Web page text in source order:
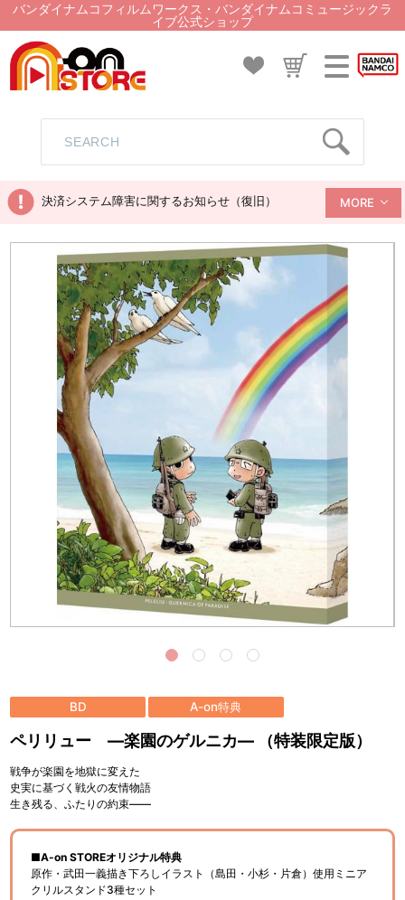
バンダイナムコフィルムワークス・バンダイナムコミュージックラ
イブ公式ショップ
決済システム障害に関するお知らせ（復旧） MORE
BD A-on特典
ペリリュー ―楽園のゲルニカ― （特装限定版）
戦争が楽園を地獄に変えた
史実に基づく戦火の友情物語
生き残る、ふたりの約束――
■A-on STOREオリジナル特典
原作・武田一義描き下ろしイラスト（島田・小杉・片倉）使用ミニア
クリルスタンド3種セット